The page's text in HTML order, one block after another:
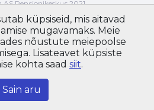
Pensionikeskus 2021
19, Tallinn 10145
сайта
küpsiseid, mis aitavad
mugavamaks. Meie
nõustute meiepoolse
Lisateavet küpsiste
kohta saad siit.
Sain aru